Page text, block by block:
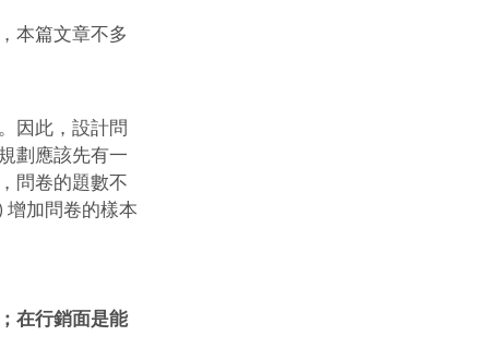
本篇文章不多
因此，設計問
劃應該先有一
問卷的題數不
加問卷的樣本
在行銷面是能